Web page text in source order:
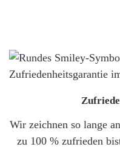
Wir zeichnen so lange
zu 100 % zufrieden